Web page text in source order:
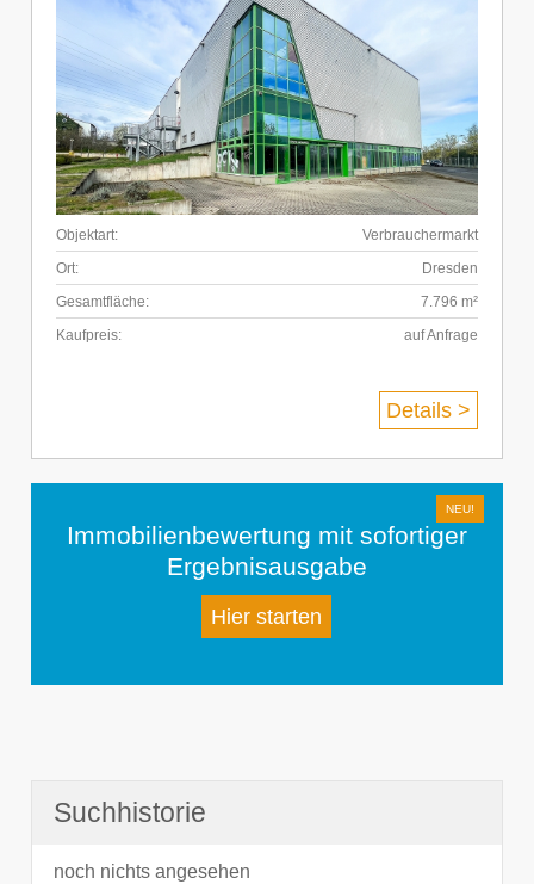
Objektart:
Verbrauchermarkt
Ort:
Dresden
Gesamtfläche:
7.796 m²
Kaufpreis:
auf Anfrage
Details >
Immobilienbewertung mit sofortiger
Ergebnisausgabe
Hier starten
Suchhistorie
noch nichts angesehen